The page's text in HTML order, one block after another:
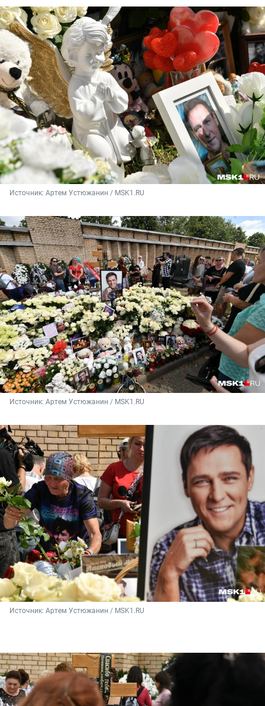
Источник: Артем Устюжанин / MSK1.RU
Источник: Артем Устюжанин / MSK1.RU
Источник: Артем Устюжанин / MSK1.RU